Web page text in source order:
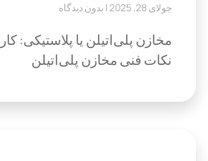
جولای 28, 2025 بدون دیدگاه
مخازن پلی‌اتیلن یا پلاستیکی:
نکات فنی مخازن پلی‌اتیلن